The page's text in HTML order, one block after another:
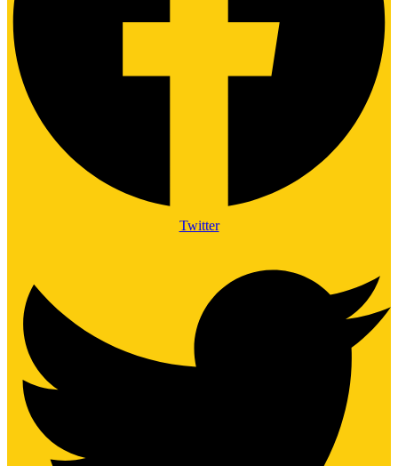
Twitter